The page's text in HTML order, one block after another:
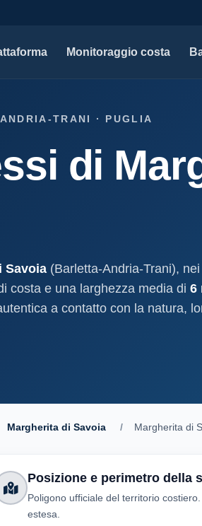
Monitoraggio costa
Soluzioni per studi tecnici, legali e PA.
Modello D1
TRANI · PUGLIA
di
Savoia (Barletta-Andria-Trani),
costa e una larghezza media di 6
a contatto con la natura,
Margherita di Savoia / Margherita di
Posizione e perimetro della
Poligono ufficiale del territorio
estesa.